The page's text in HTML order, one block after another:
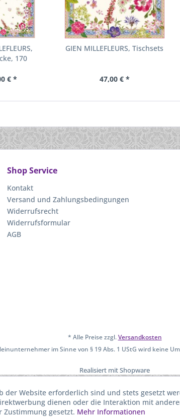
170
€ *
GIEN MILLEFLEURS, Tischsets
47,00 € *
Shop Service
Kontakt
Versand und Zahlungsbedingungen
Widerrufsrecht
Widerrufsformular
AGB
* Alle Preise zzgl.Versandkosten
im Sinne von § 19 Abs. 1 UStG wird keine
Realisiert mit Shopware
Website erforderlich sind und stets gesetzt
dienen oder die Interaktion mit
gesetzt. Mehr Informationen